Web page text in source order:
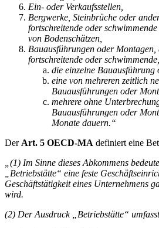
Ein- oder Verkaufsstellen,
Bergwerke, Steinbrüche oder
fortschreitende oder
von Bodenschätzen,
Bauausführungen oder
fortschreitende oder
die einzelne Bauausführung
eine von mehreren zeitlich
Bauausführungen oder
mehrere ohne
Bauausführungen oder
Monate dauern.“
Der Art. 5 OECD-MA definiert eine
„(1) Im Sinne dieses Abkommens
„Betriebstätte“ eine feste
Geschäftstätigkeit eines Unternehmens
wird.
(2) Der Ausdruck „Betriebstätte“